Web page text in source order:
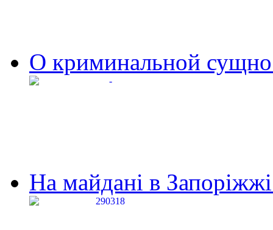
О криминальной
На майдані в